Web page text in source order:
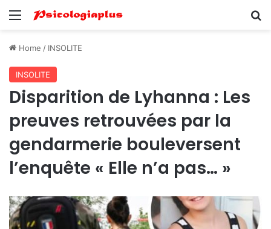
Menu
Home / INSOLITE
INSOLITE
Disparition de Lyhanna : Les
preuves retrouvées par la
gendarmerie bouleversent
l’enquête « Elle n’a pas… »